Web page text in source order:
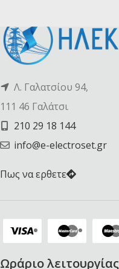
Λ. Γαλατσίου 94,
111 46 Γαλάτσι
210 29 18 144
info@e-electroset.gr
Πως να ερθετε
Ωράριο λειτουργίας